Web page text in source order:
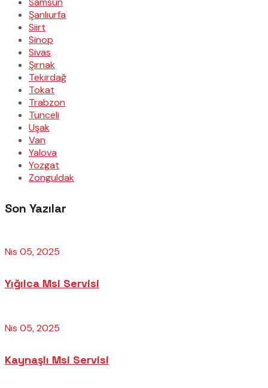
Şanlıurfa
Siirt
Sinop
Sivas
Şırnak
Tekirdağ
Tokat
Trabzon
Tunceli
Uşak
Van
Yalova
Yozgat
Zonguldak
Son Yazılar
Nis 05, 2025
Yığılca Msi Servisi
Nis 05, 2025
Kaynaşlı Msi Servisi